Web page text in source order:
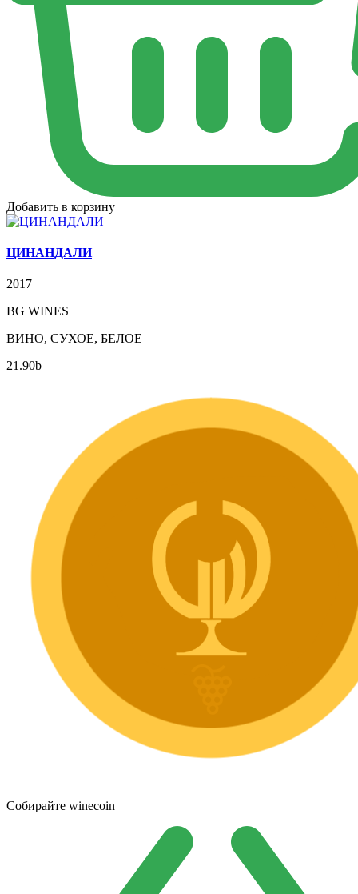
Добавить в корзину
ЦИНАНДАЛИ
2017
BG WINES
ВИНО, СУХОЕ, БЕЛОЕ
21.90b
Собирайте winecoin